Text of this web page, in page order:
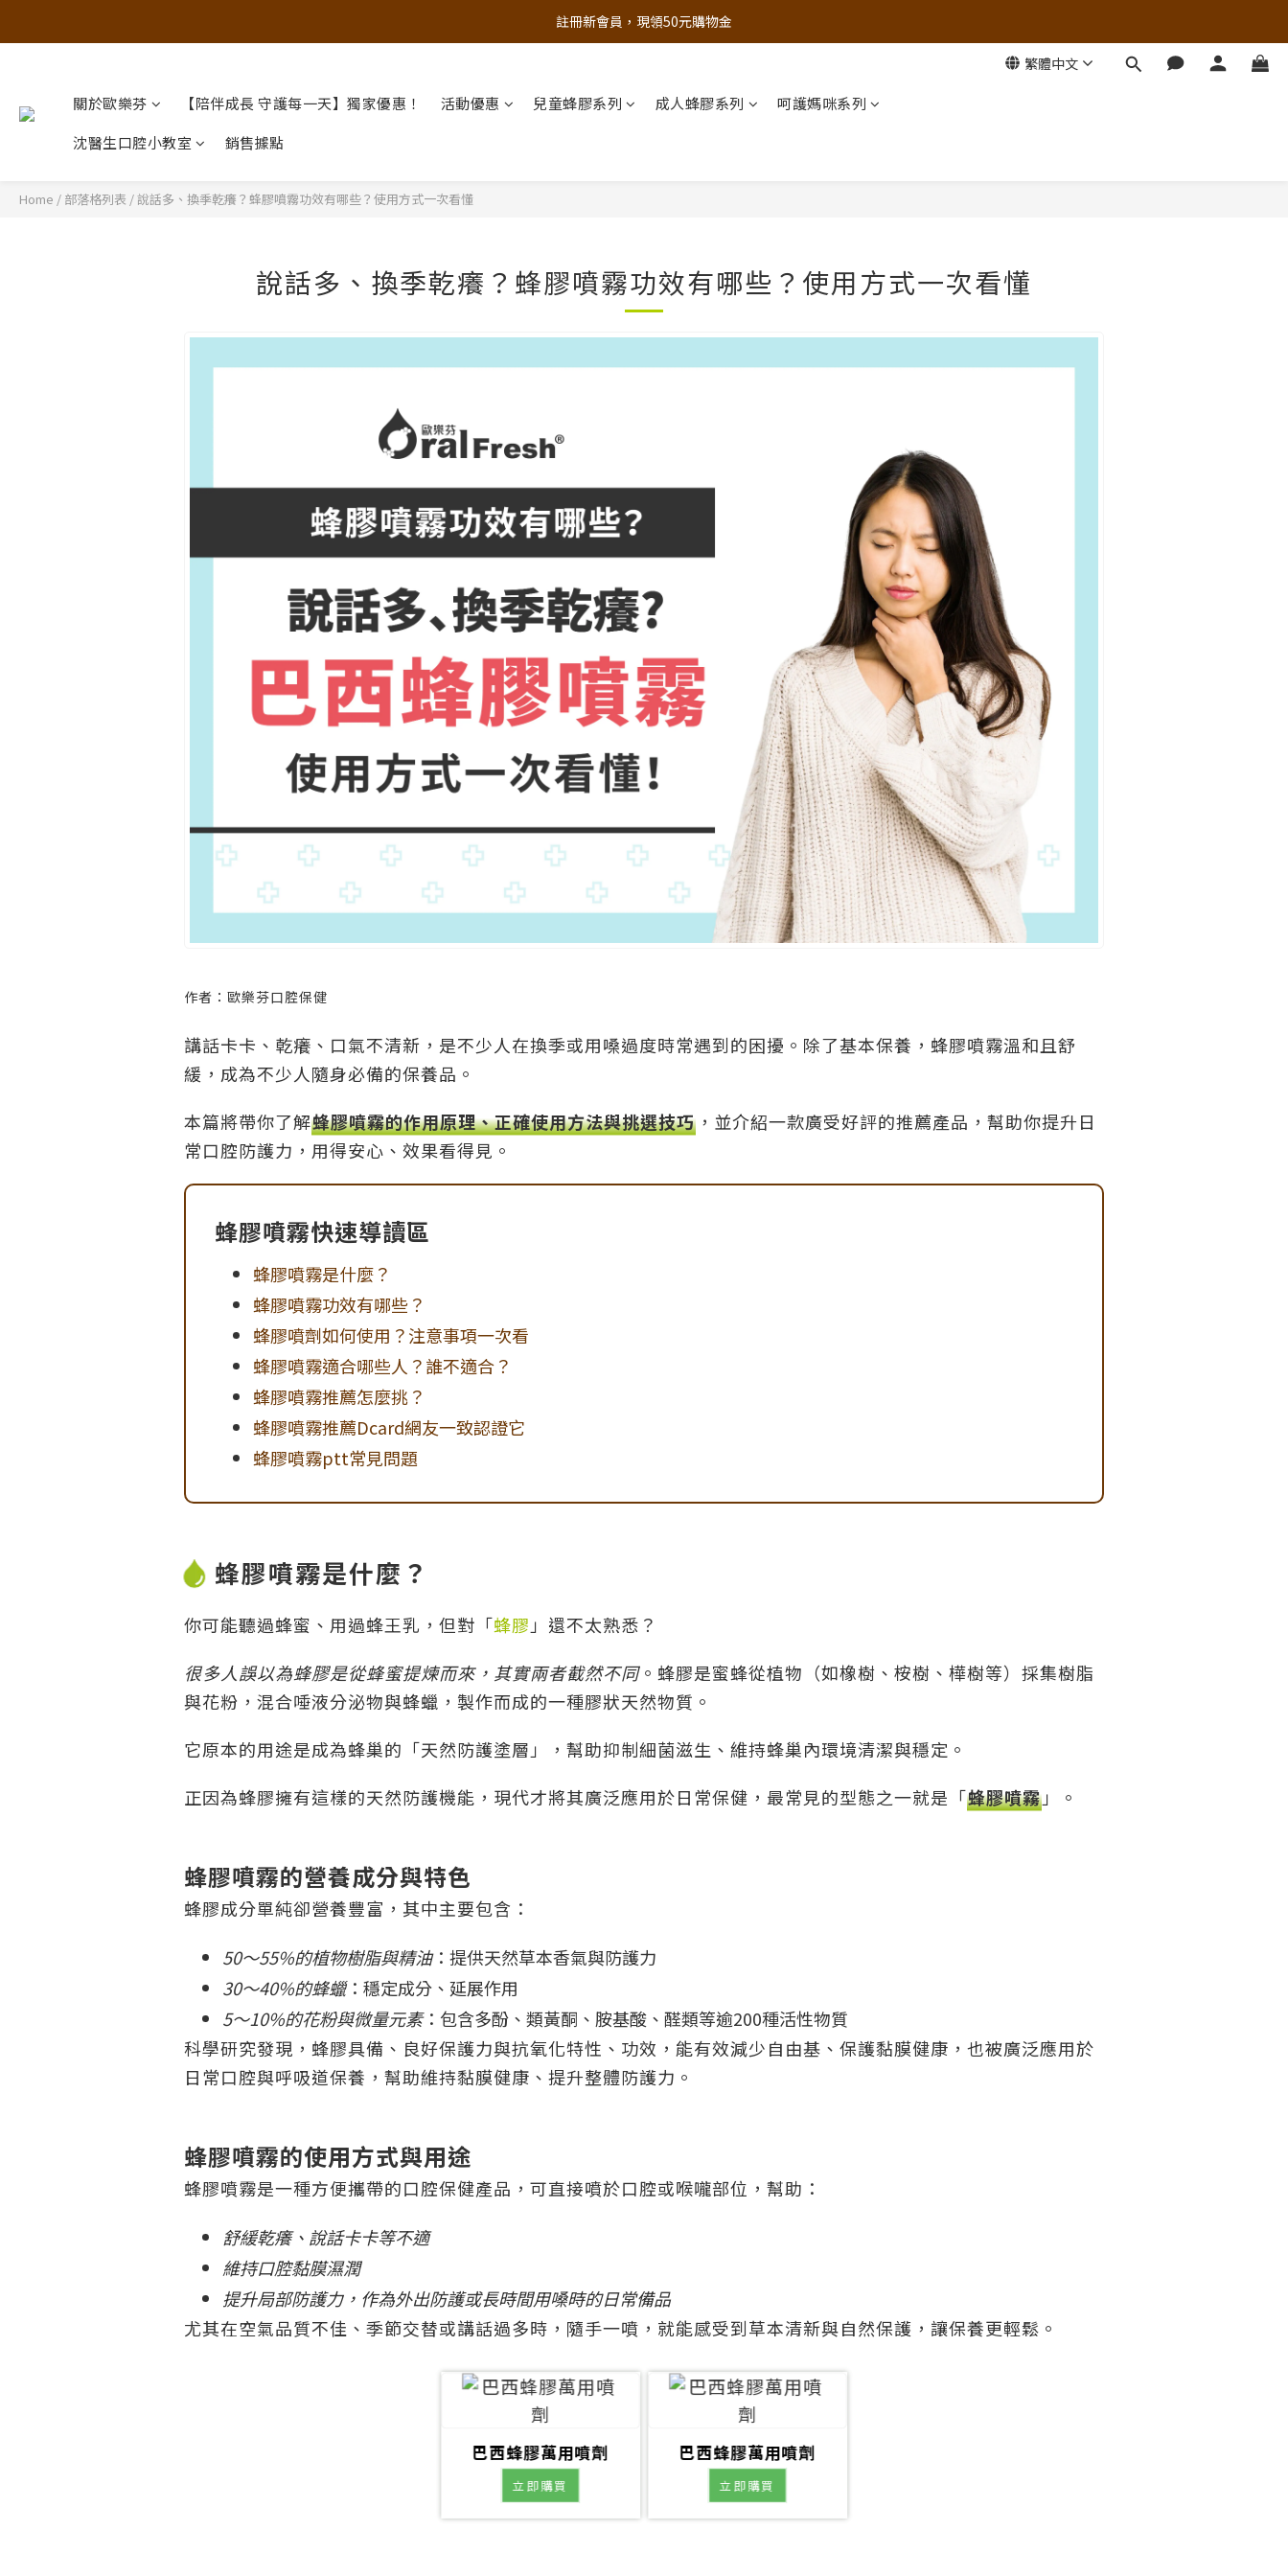
追蹤歐樂芬的Facebook，隨時掌握最新資訊！
註冊新會員，現領50元購物金
追蹤歐樂芬的Facebook，隨時掌握最新資訊！
繁體中文
關於歐樂芬 【陪伴成長 守護每一天】獨家優惠！ 活動優惠 兒童蜂膠系列 成人蜂膠系列
呵護媽咪系列
沈醫生口腔小教室
銷售據點
Home / 部落格列表 /說話多、換季乾癢？蜂膠噴霧功效有哪些？使用方式一次看懂
說話多、換季乾癢？蜂膠噴霧功效有哪些？使用方式一次看懂
作者：歐樂芬口腔保健
講話卡卡、乾癢、口氣不清新，是不少人在換季或用嗓過度時常遇到的困擾。除了基本保養，蜂膠噴霧溫和且舒
緩，成為不少人隨身必備的保養品。
本篇將帶你了解蜂膠噴霧的作用原理、正確使用方法與挑選技巧 ，並介紹一款廣受好評的推薦產品，幫助你提升日
常口腔防護力，用得安心、效果看得見。
蜂膠噴霧快速導讀區
蜂膠噴霧是什麼？
蜂膠噴霧功效有哪些？
蜂膠噴劑如何使用？注意事項一次看
蜂膠噴霧適合哪些人？誰不適合？
蜂膠噴霧推薦怎麼挑？
蜂膠噴霧推薦Dcard網友一致認證它
蜂膠噴霧ptt常見問題
蜂膠噴霧是什麼？
你可能聽過蜂蜜、用過蜂王乳，但對「蜂膠 」還不太熟悉？
很多人誤以為蜂膠是從蜂蜜提煉而來，其實兩者截然不同。蜂膠是蜜蜂從植物（如橡樹、桉樹、樺樹等）採集樹脂
與花粉，混合唾液分泌物與蜂蠟，製作而成的一種膠狀天然物質。
它原本的用途是成為蜂巢的「天然防護塗層」，幫助抑制細菌滋生、維持蜂巢內環境清潔與穩定。
正因為蜂膠擁有這樣的天然防護機能，現代才將其廣泛應用於日常保健，最常見的型態之一就是「蜂膠噴霧 」。
蜂膠噴霧的營養成分與特色
蜂膠成分單純卻營養豐富，其中主要包含：
50～55%的植物樹脂與精油：提供天然草本香氣與防護力
30～40%的蜂蠟：穩定成分、延展作用
5～10%的花粉與微量元素：包含多酚、類黃酮、胺基酸、醛類等逾200種活性物質
科學研究發現，蜂膠具備、良好保護力與抗氧化特性、功效，能有效減少自由基、保護黏膜健康，也被廣泛應用於
日常口腔與呼吸道保養，幫助維持黏膜健康、提升整體防護力。
蜂膠噴霧的使用方式與用途
蜂膠噴霧是一種方便攜帶的口腔保健產品，可直接噴於口腔或喉嚨部位，幫助：
舒緩乾癢、說話卡卡等不適
維持口腔黏膜濕潤
提升局部防護力，作為外出防護或長時間用嗓時的日常備品
尤其在空氣品質不佳、季節交替或講話過多時，隨手一噴，就能感受到草本清新與自然保護，讓保養更輕鬆。
巴西蜂膠萬用噴劑
立即購買
巴西蜂膠萬用噴劑
立即購買